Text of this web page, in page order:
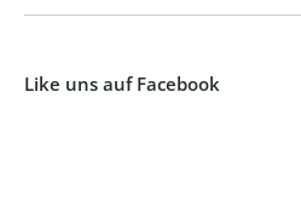
Like uns auf Facebook